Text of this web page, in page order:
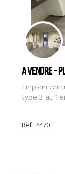
A vendre -
En plein
type 3 au
Rèf : 4470